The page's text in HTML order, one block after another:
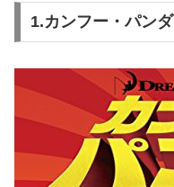
1.カンフー・パンダ